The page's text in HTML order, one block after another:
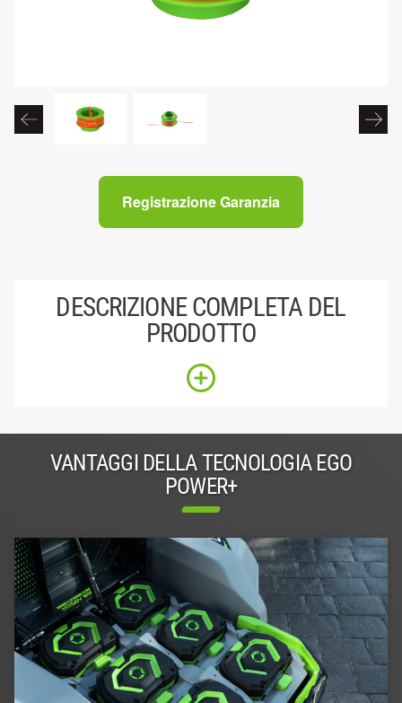
Registrazione Garanzia
DESCRIZIONE COMPLETA DEL
PRODOTTO
VANTAGGI DELLA TECNOLOGIA EGO
POWER+